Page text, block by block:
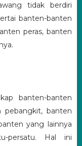
tidak berdiri
banten-banten
peras, banten
banten-banten
pebangkit, banten
yang lainnya
persatu. Hal ini